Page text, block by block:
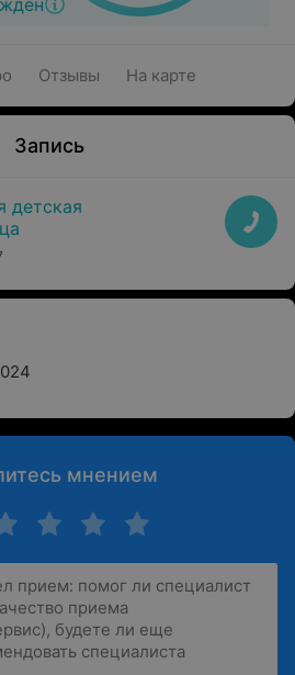
Отзывы На карте
Запись
детская
мнением